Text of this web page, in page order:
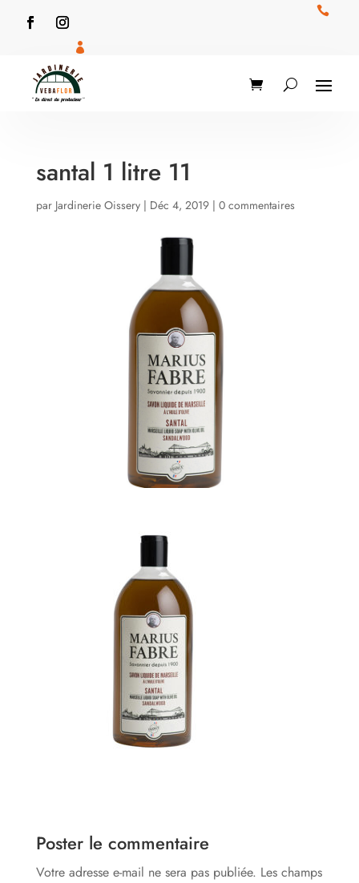


santal 1 litre 11
par Jardinerie Oissery| Déc 4, 2019| 0 commentaires
Poster le commentaire
Votre adresse e-mail ne sera pas publiée. Les champs